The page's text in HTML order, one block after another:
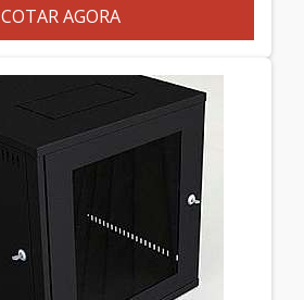
COTAR AGORA